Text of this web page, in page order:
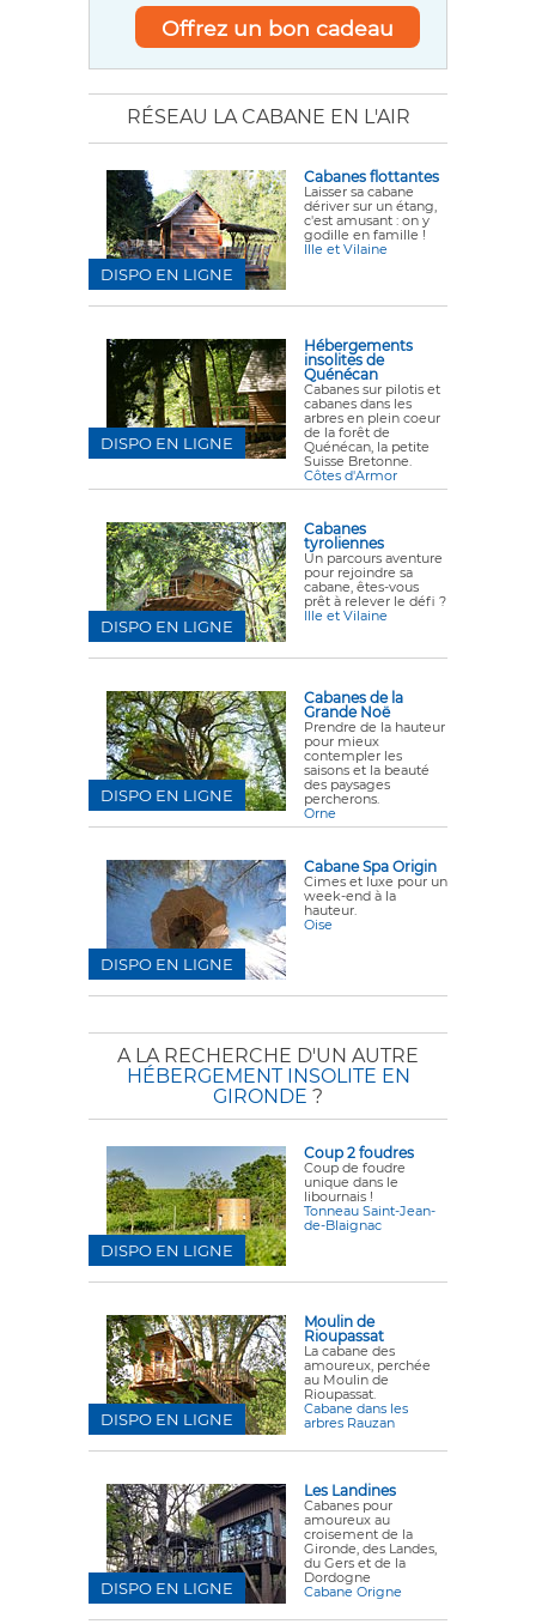
Offrez un bon cadeau
RÉSEAU LA CABANE EN L'AIR
Cabanes flottantes
Laisser sa cabane
dériver sur un étang,
c'est amusant : on y
godille en famille !
Ille et Vilaine
DISPO EN LIGNE
Hébergements
insolites de
Quénécan
Cabanes sur pilotis et
cabanes dans les
arbres en plein coeur
de la forêt de
Quénécan, la petite
Suisse Bretonne.
Côtes d'Armor
DISPO EN LIGNE
Cabanes
tyroliennes
Un parcours aventure
pour rejoindre sa
cabane, êtes-vous
prêt à relever le défi ?
Ille et Vilaine
DISPO EN LIGNE
Cabanes de la
Grande Noë
Prendre de la hauteur
pour mieux
contempler les
saisons et la beauté
des paysages
percherons.
Orne
DISPO EN LIGNE
Cabane Spa Origin
Cimes et luxe pour un
week-end à la
hauteur.
Oise
DISPO EN LIGNE
A LA RECHERCHE D'UN AUTRE
HÉBERGEMENT INSOLITE EN
GIRONDE ?
Coup 2 foudres
Coup de foudre
unique dans le
libournais !
Tonneau Saint-Jean-
de-Blaignac
DISPO EN LIGNE
Moulin de
Rioupassat
La cabane des
amoureux, perchée
au Moulin de
Rioupassat.
Cabane dans les
arbres Rauzan
DISPO EN LIGNE
Les Landines
Cabanes pour
amoureux au
croisement de la
Gironde, des Landes,
du Gers et de la
Dordogne
Cabane Origne
DISPO EN LIGNE